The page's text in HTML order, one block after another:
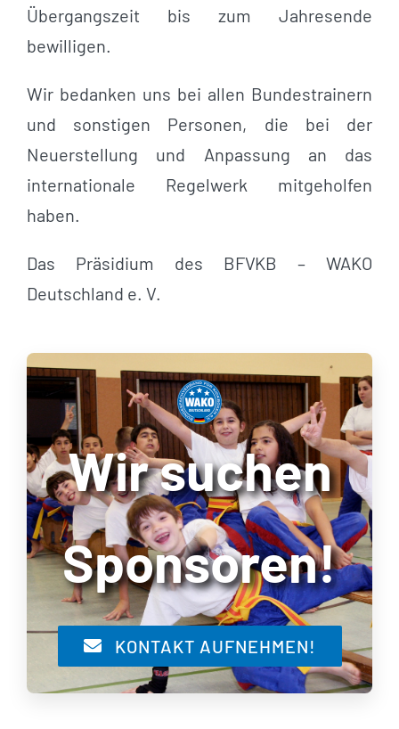
Übergangszeit bis zum Jahresende
bewilligen.
Wir bedanken uns bei allen Bundestrainern
und sonstigen Personen, die bei der
Neuerstellung und Anpassung an das
internationale Regelwerk mitgeholfen
haben.
Das Präsidium des BFVKB – WAKO
Deutschland e. V.
Wir suchen
Sponsoren!
KONTAKT AUFNEHMEN!